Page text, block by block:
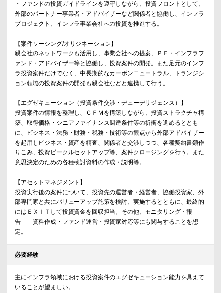
・ファンドの投資ガイドラインを遵守しながら、投資フロントとして、
外部のパートナー事業者・アドバイザーなど関係者と協働し、インフラ
プロジェクト、インフラ事業会社への投資を推進する。
【案件ソーシング/オリジネーション】
親会社のネットワークも活用し、事業会社への提案、ＰＥ・インフラフ
ァンド・アドバイザー等と協働し、投資案件の開発。また足元のインフ
ラ投資案件だけでなく、中長期的なカーボンニュートラル、トランジシ
ョン領域の投資案件の開発も親会社などと連携して行う。
【エグゼキューション（投資条件交渉・デューデリジェンス）】
投資案件の情報を整理し、ＣＦＭを構築しながら、投資ストラクチャ構
築、取得価格・シニアファイナンス調達条件等の折衝を進めるととも
に、ビジネス・法務・財務・税務・技術等の観点から外部アドバイザー
を起用しビジネス・資産を精査、関係者と交渉しつつ、各種契約書類作
りこみ、投資ビークルセットアップ等、案件クロージングを行う。また
意思決定のための各種検討資料の作成・説明等。
【アセットマネジメント】
投資実行後の案件について、投資先の運営者・経営者、協働投資家、外
部専門家と共にバリューアップ施策を検討、実施するとともに、最終的
にはＥＸＩＴして投資資金を回収担当。その他、モニタリング・報
告 資料作成・ファンド運営・投資家対応等にも関与することを想
定。
必要経験
主にインフラ領域における投資案件のエグゼキューション能力を具えて
いることが望ましい。